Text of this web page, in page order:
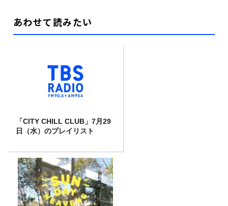
あわせて読みたい
「CITY CHILL CLUB」7月29
日（水）のプレイリスト